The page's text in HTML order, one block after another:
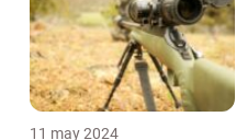
11 may 2024